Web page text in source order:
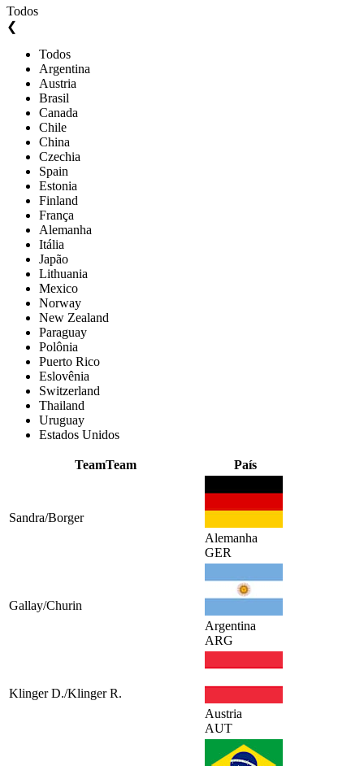
Todos
❮
Todos
Argentina
Austria
Brasil
Canada
Chile
China
Czechia
Spain
Estonia
Finland
França
Alemanha
Itália
Japão
Lithuania
Mexico
Norway
New Zealand
Paraguay
Polônia
Puerto Rico
Eslovênia
Switzerland
Thailand
Uruguay
Estados Unidos
TeamTeam País
Sandra/Borger
Alemanha
GER
Gallay/Churin
Argentina
ARG
Klinger D./Klinger R.
Austria
AUT